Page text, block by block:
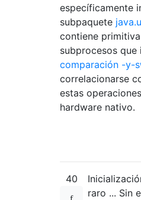
específicamente
subpaquete
contiene
subprocesos que
comparación -y-
correlacionarse
estas
hardware nativo.
40
raro ... Sin